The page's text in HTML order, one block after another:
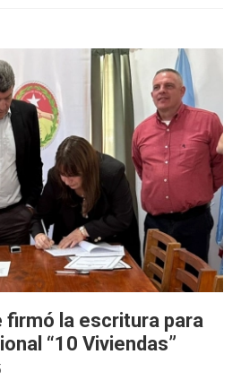
firmó la escritura para
“10 Viviendas”